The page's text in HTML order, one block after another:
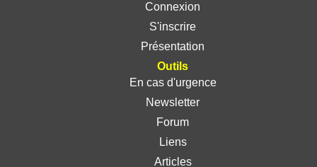
Connexion
S'inscrire
Présentation
Outils
En cas d'urgence
Newsletter
Forum
Liens
Articles